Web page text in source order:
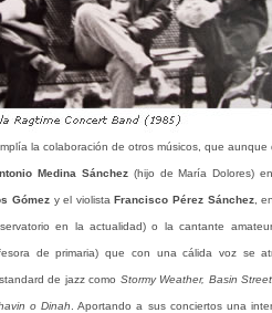
la colaboración de otros músicos, que
Medina Sánchez(hijo de María Dolores)
Gómezy el violistaFrancisco Pérez Sánchez,
en la actualidad) o la cantante
de primaria) que con una cálida voz se
de jazz como Stormy Weather, Basin
o Dinah . Aportando a sus conciertos una